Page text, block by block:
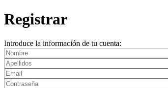
Registrar
Introduce la información de tu cuenta: